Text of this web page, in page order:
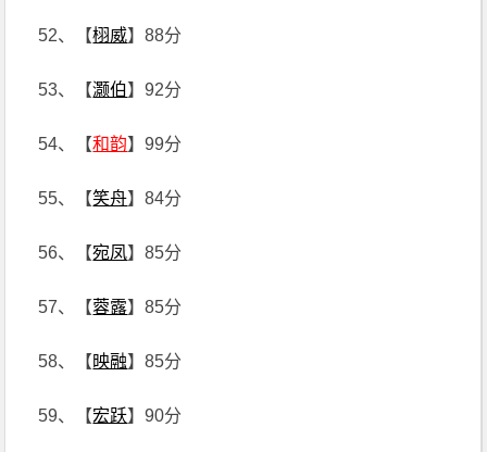
52、【栩威】88分
53、【灏伯】92分
54、【和韵】99分
55、【笑舟】84分
56、【宛凤】85分
57、【蓉露】85分
58、【映融】85分
59、【宏跃】90分